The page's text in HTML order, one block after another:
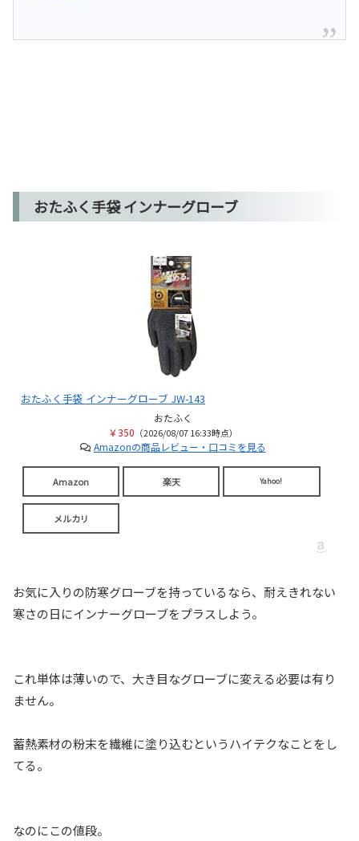
おたふく手袋 インナーグローブ
おたふく手袋 インナーグローブ JW-143
おたふく
￥350 （2026/08/07 16:33時点）
Amazonの商品レビュー・口コミを見る
Amazon 楽天 Yahoo!
メルカリ
お気に入りの防寒グローブを持っているなら、耐えきれない
寒さの日にインナーグローブをプラスしよう。
これ単体は薄いので、大き目なグローブに変える必要は有り
ません。
蓄熱素材の粉末を繊維に塗り込むというハイテクなことをし
てる。
なのにこの値段。